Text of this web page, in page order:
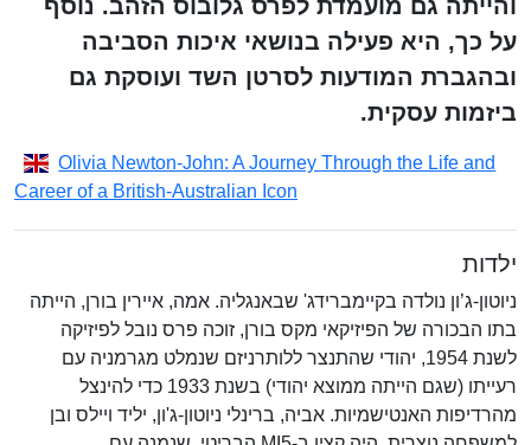
והייתה גם מועמדת לפרס גלובוס הזהב. נוסף
על כך, היא פעילה בנושאי איכות הסביבה
ובהגברת המודעות לסרטן השד ועוסקת גם
ביזמות עסקית.
Olivia Newton-John: A Journey Through the Life and
Career of a British-Australian Icon
ילדות
ניוטון-ג’ון נולדה בקיימברידג' שבאנגליה. אמה, איירין בורן, הייתה
בתו הבכורה של הפיזיקאי מקס בורן, זוכה פרס נובל לפיזיקה
לשנת 1954, יהודי שהתנצר ללותרניזם שנמלט מגרמניה עם
רעייתו (שגם הייתה ממוצא יהודי) בשנת 1933 כדי להינצל
מהרדיפות האנטישמיות. אביה, ברינלי ניוטון-ג'ון, יליד ויילס ובן